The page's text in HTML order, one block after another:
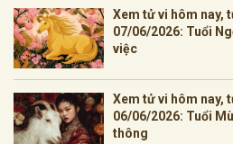
Xem tử vi hôm nay,
07/06/2026: Tuổi
việc
Xem tử vi hôm nay,
06/06/2026: Tuổi
thông